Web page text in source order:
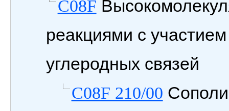
C08F
реакциями с
углеродных связей
C08F 210/00